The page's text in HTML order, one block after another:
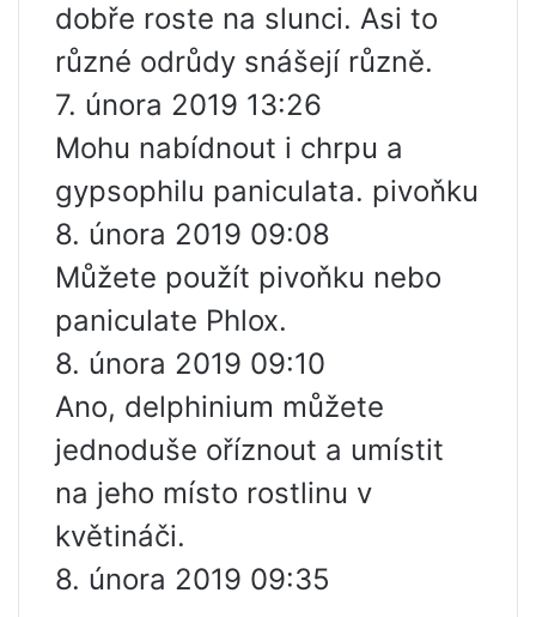
dobře roste na slunci. Asi to
různé odrůdy snášejí různě.
7. února 2019 13:26
Mohu nabídnout i chrpu a
gypsophilu paniculata. pivoňku
8. února 2019 09:08
Můžete použít pivoňku nebo
paniculate Phlox.
8. února 2019 09:10
Ano, delphinium můžete
jednoduše oříznout a umístit
na jeho místo rostlinu v
květináči.
8. února 2019 09:35